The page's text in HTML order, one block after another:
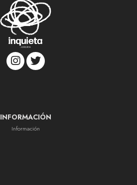
INFORMACIÓN
Información